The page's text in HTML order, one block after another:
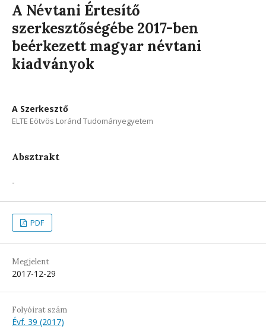
A Névtani Értesítő
szerkesztőségébe 2017-ben
beérkezett magyar névtani
kiadványok
A Szerkesztő
ELTE Eötvös Loránd Tudományegyetem
Absztrakt
-
PDF
Megjelent
2017-12-29
Folyóirat szám
Évf. 39 (2017)